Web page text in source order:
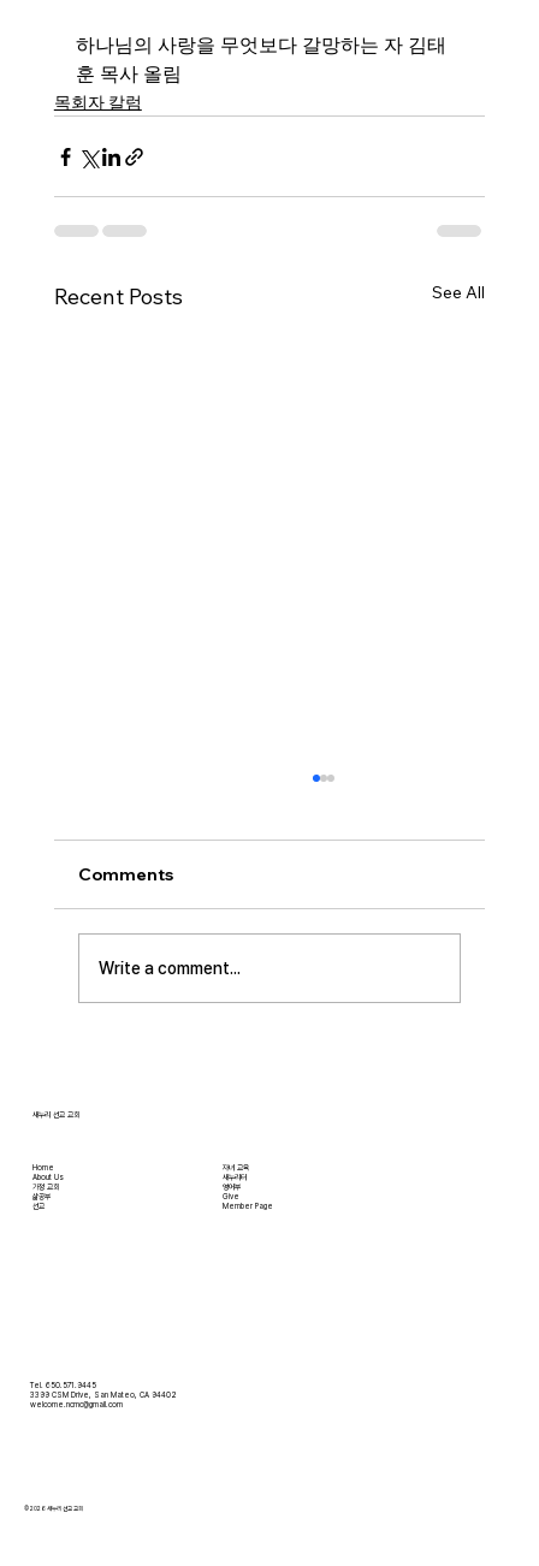
하나님의 사랑을 무엇보다 갈망하는 자 김태
훈 목사 올림
목회자 칼럼
Recent Posts See All
오늘날 성도로서 올바른 신앙생활을 하는 데 걸
림돌이 되는 세 가지가 있습니다. 첫째는 안일주
의입니다. 산업혁명 이후 급속도로 발전한 물질
문명은 우리의 삶을 매우 편리하게 만들어 주었
Comments
Write a comment...
Home
About Us
​가정 교회
​삶공부
​선교
자녀 교육
새누리터
영어부
Give
Member Page
Tel. 650.571.9445
3399 CSM Drive, San Mateo, CA 94402
welcome.ncmc@gmail.com
© 2026 새누리 선교 교회
새누리 선교 교회